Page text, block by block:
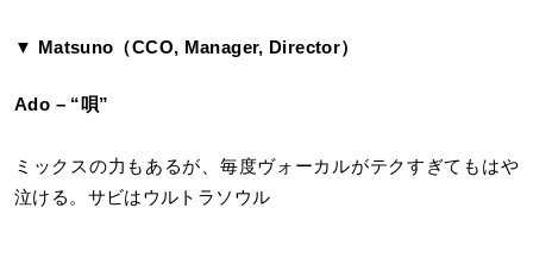
▼ Matsuno（CCO, Manager, Director）
Ado – “唄”
ミックスの力もあるが、毎度ヴォーカルがテクすぎてもはや
泣ける。サビはウルトラソウル